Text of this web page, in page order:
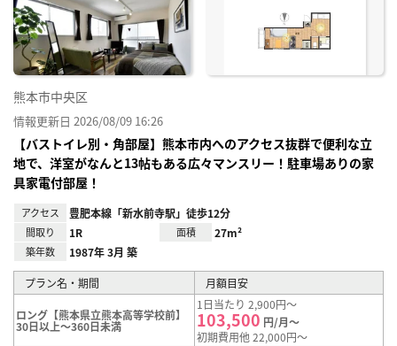
熊本市中央区
情報更新日 2026/08/09 16:26
【バストイレ別・角部屋】熊本市内へのアクセス抜群で便利な立
地で、洋室がなんと13帖もある広々マンスリー！駐車場ありの家
具家電付部屋！
アクセス 豊肥本線「新水前寺駅」徒歩12分
間取り 1R 面積 27m²
築年数 1987年 3月 築
プラン名・期間 月額目安
ロング【熊本県立熊本高等学校前】
30日以上～360日未満
1日当たり 2,900円～
103,500 円/月～
初期費用他 22,000円～